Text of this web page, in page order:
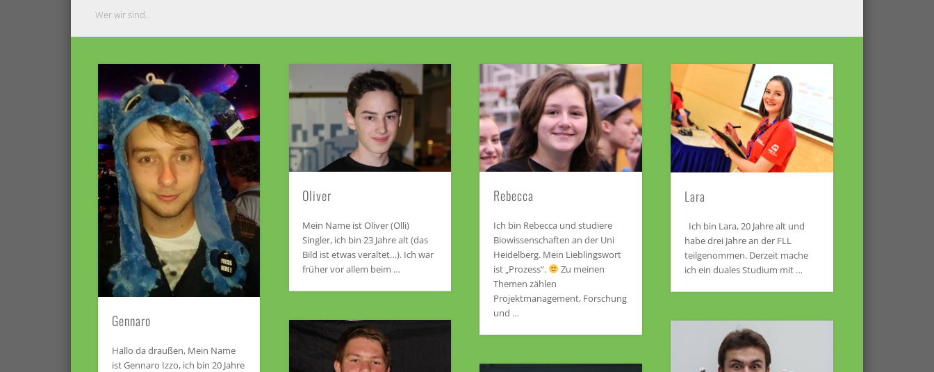
Wer wir sind.
Gennaro
Hallo da draußen, Mein Name
ist Gennaro Izzo, ich bin 20 Jahre
Oliver
Mein Name ist Oliver (Olli)
Singler, ich bin 23 Jahre alt (das
Bild ist etwas veraltet…). Ich war
früher vor allem beim …
Rebecca
Ich bin Rebecca und studiere
Biowissenschaften an der Uni
Heidelberg. Mein Lieblingswort
ist „Prozess“.
Zu meinen
Themen zählen
Projektmanagement, Forschung
und …
Lara
Ich bin Lara, 20 Jahre alt und
habe drei Jahre an der FLL
teilgenommen. Derzeit mache
ich ein duales Studium mit …